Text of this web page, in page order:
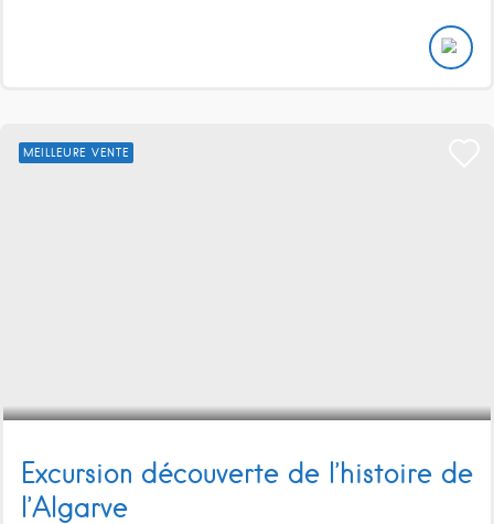
MEILLEURE VENTE
Excursion découverte de l’histoire de
l’Algarve